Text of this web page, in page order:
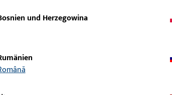
Bosnien und Herzegowina
Rumänien
Română